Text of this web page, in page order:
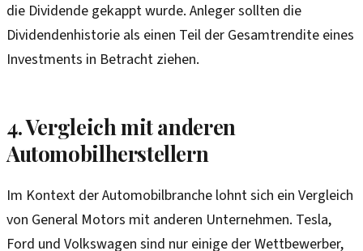
die Dividende gekappt wurde. Anleger sollten die
Dividendenhistorie als einen Teil der Gesamtrendite eines
Investments in Betracht ziehen.
4. Vergleich mit anderen
Automobilherstellern
Im Kontext der Automobilbranche lohnt sich ein Vergleich
von General Motors mit anderen Unternehmen. Tesla,
Ford und Volkswagen sind nur einige der Wettbewerber,